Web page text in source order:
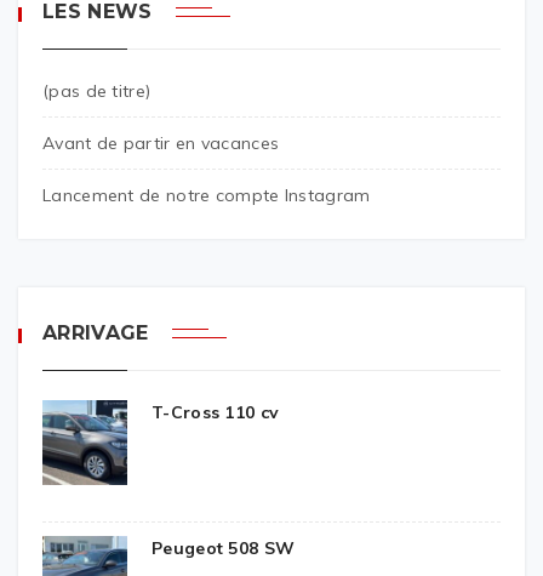
LES NEWS
(pas de titre)
Avant de partir en vacances
Lancement de notre compte Instagram
ARRIVAGE
T-Cross 110 cv
Peugeot 508 SW